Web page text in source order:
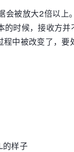
被放大2倍以
时候，接收方
中被改变了，要
的样子